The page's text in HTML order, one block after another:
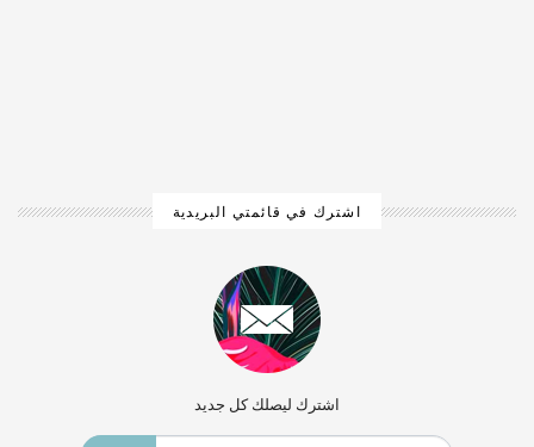
اشترك في قائمتي البريدية
اشترك ليصلك كل جديد